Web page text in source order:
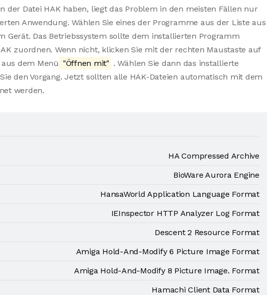
der Datei HAK haben, liegt das Problem in den meisten Fällen nur
Anwendung. Wählen Sie eines der Programme aus der Liste aus
Gerät. Das Betriebssystem sollte dem installierten Programm
zuordnen. Wenn nicht, klicken Sie mit der rechten Maustaste auf
dem Menü "Öffnen mit" . Wählen Sie dann das installierte
den Vorgang. Jetzt sollten alle HAK-Dateien automatisch mit dem
werden.
HA Compressed Archive
BioWare Aurora Engine
HansaWorld Application Language Format
IEInspector HTTP Analyzer Log Format
Descent 2 Resource Format
Amiga Hold-And-Modify 6 Picture Image Format
Amiga Hold-And-Modify 8 Picture Image. Format
Hamachi Client Data Format